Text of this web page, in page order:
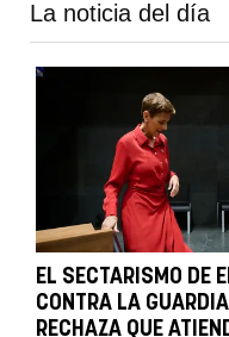
La noticia del día
EL SECTARISMO DE
CONTRA LA
RECHAZA QUE